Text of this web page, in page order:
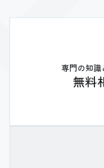
専門の知識
無料